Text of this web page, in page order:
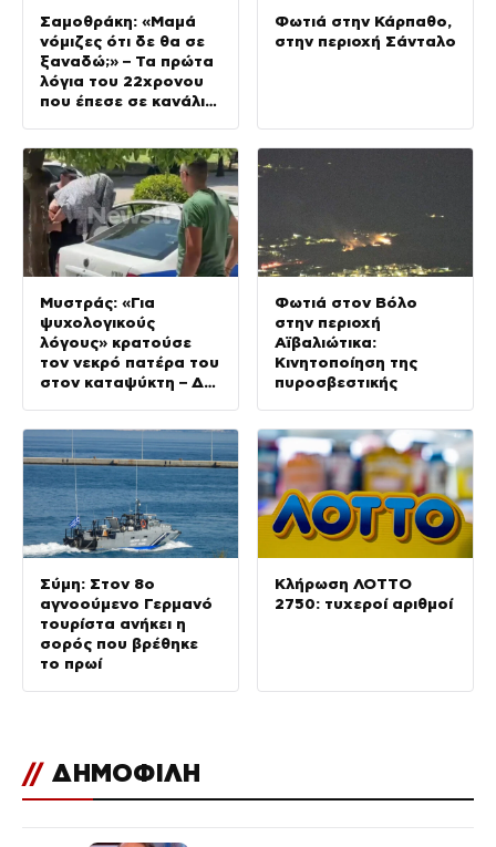
Σαμοθράκη: «Μαμά
νόμιζες ότι δε θα σε
ξαναδώ;» – Τα πρώτα
λόγια του 22χρονου
που έπεσε σε κανάλι
Φωτιά στην Κάρπαθο,
στην περιοχή Σάνταλο
Μυστράς: «Για
ψυχολογικούς
λόγους» κρατούσε
τον νεκρό πατέρα του
στον καταψύκτη – Δεν
σύμφωνα με τον
δικηγόρο του
Φωτιά στον Βόλο
στην περιοχή
Αϊβαλιώτικα:
Κινητοποίηση της
πυροσβεστικής
Σύμη: Στον 8ο
αγνοούμενο Γερμανό
τουρίστα ανήκει η
σορός που βρέθηκε
το πρωί
Κλήρωση ΛΟΤΤΟ
2750: τυχεροί αριθμοί
// ΔΗΜΟΦΙΛΗ